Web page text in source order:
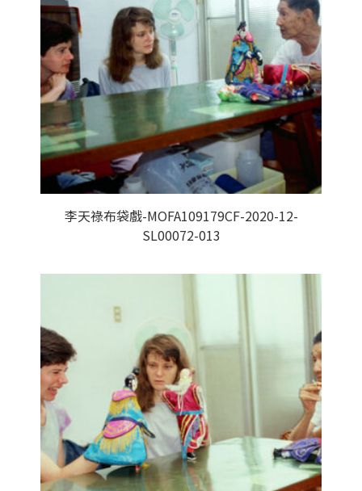
李天祿布袋戲-MOFA109179CF-2020-12-
SL00072-013